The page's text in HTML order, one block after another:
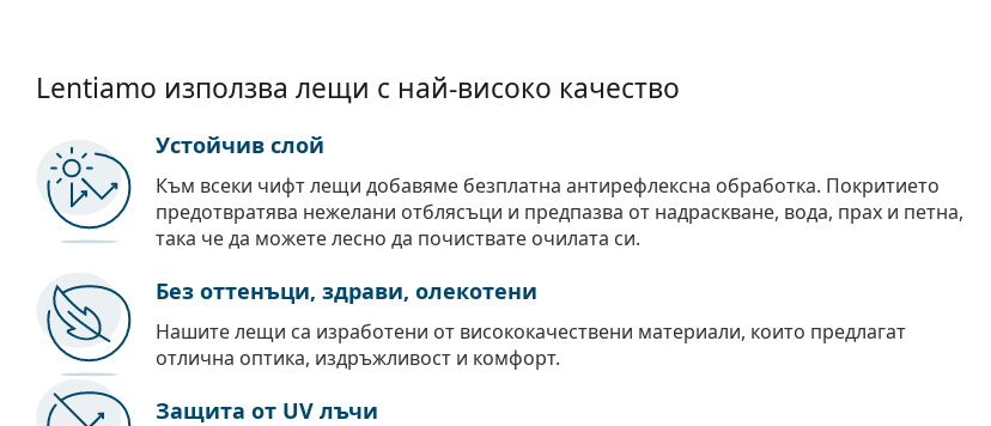
Lentiamo използва лещи с най-високо качество
Устойчив слой
Към всеки чифт лещи добавяме безплатна антирефлексна обработка. Покритието
предотвратява нежелани отблясъци и предпазва от надраскване, вода, прах и петна,
така че да можете лесно да почиствате очилата си.
Без оттенъци, здрави, олекотени
Нашите лещи са изработени от висококачествени материали, които предлагат
отлична оптика, издръжливост и комфорт.
Защита от UV лъчи